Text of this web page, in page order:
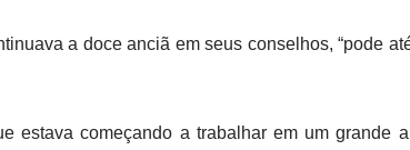
a doce anciã em seus conselhos, “pode
estava começando a trabalhar em um grande